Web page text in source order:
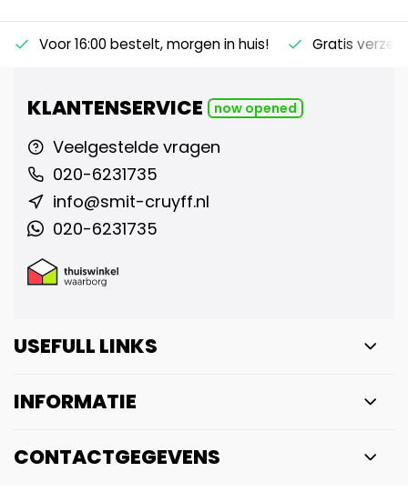
Voor 16:00 bestelt, morgen in huis! Gratis
KLANTENSERVICE now opened
Veelgestelde vragen
020-6231735
info@smit-cruyff.nl
020-6231735
USEFULL LINKS
INFORMATIE
CONTACTGEGEVENS